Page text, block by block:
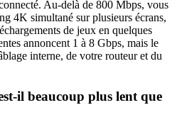
Au-delà de 800 Mbps, vous
4K simultané sur plusieurs écrans,
de jeux en quelques
annoncent 1 à 8 Gbps, mais le
interne, de votre routeur et du
il beaucoup plus lent que